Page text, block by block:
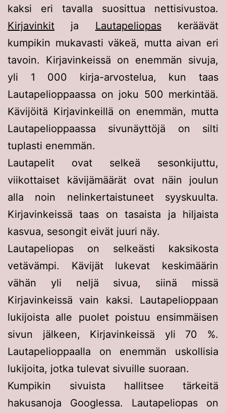
kaksi eri tavalla suosittua nettisivustoa.
Kirjavinkit ja Lautapeliopaskeräävät
kumpikin mukavasti väkeä, mutta aivan eri
tavoin. Kirjavinkeissä on enemmän sivuja,
yli 1 000 kirja-arvostelua, kun taas
Lautapelioppaassa on joku 500 merkintää.
Kävijöitä Kirjavinkeillä on enemmän, mutta
Lautapelioppaassa sivunäyttöjä on silti
tuplasti enemmän.
Lautapelit ovat selkeä sesonkijuttu,
viikottaiset kävijämäärät ovat näin joulun
alla noin nelinkertaistuneet syyskuulta.
Kirjavinkeissä taas on tasaista ja hiljaista
kasvua, sesongit eivät juuri näy.
Lautapeliopas on selkeästi kaksikosta
vetävämpi. Kävijät lukevat keskimäärin
vähän yli neljä sivua, siinä missä
Kirjavinkeissä vain kaksi. Lautapelioppaan
lukijoista alle puolet poistuu ensimmäisen
sivun jälkeen, Kirjavinkeissä yli 70 %.
Lautapelioppaalla on enemmän uskollisia
lukijoita, jotka tulevat sivuille suoraan.
Kumpikin sivuista hallitsee tärkeitä
hakusanoja Googlessa. Lautapeliopas on